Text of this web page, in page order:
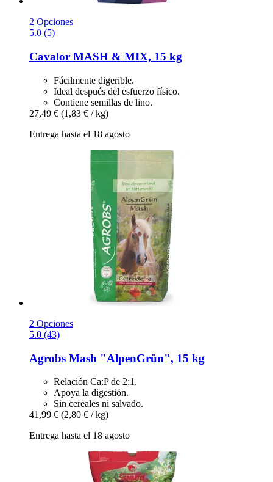
2 Opciones
5.0 (5)
Cavalor MASH & MIX, 15 kg
Fácilmente digerible.
Ideal después del esfuerzo físico.
Contiene semillas de lino.
27,49 € (1,83 € / kg)
Entrega hasta el 18 agosto
2 Opciones
5.0 (43)
Agrobs Mash "AlpenGrün", 15 kg
Relación Ca:P de 2:1.
Apoya la digestión.
Sin cereales ni salvado.
41,99 € (2,80 € / kg)
Entrega hasta el 18 agosto